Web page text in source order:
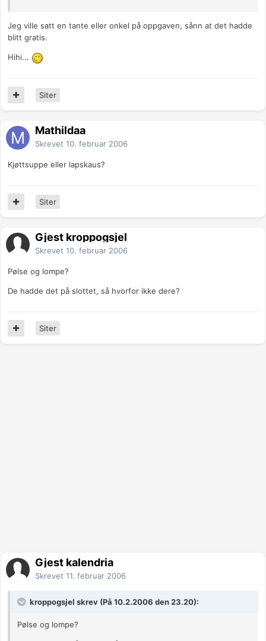
Jeg ville satt en tante eller onkel på oppgaven, sånn at det hadde
blitt gratis.
Hihi...
Siter
Mathildaa
Skrevet 10. februar 2006
Kjøttsuppe eller lapskaus?
Siter
Gjest kroppogsjel
Skrevet 10. februar 2006
Pølse og lompe?
De hadde det på slottet, så hvorfor ikke dere?
Siter
Gjest kalendria
Skrevet 11. februar 2006
kroppogsjel skrev (På 10.2.2006 den 23.20):
Pølse og lompe?